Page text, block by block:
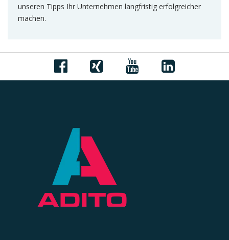
unseren Tipps Ihr Unternehmen langfristig erfolgreicher
machen.